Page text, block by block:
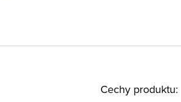
Cechy produktu: